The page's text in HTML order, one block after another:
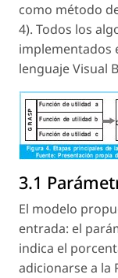
como método
4). Todos los
implementados
lenguaje Visual
3.1
El modelo
entrada: el
indica el
adicionarse a la